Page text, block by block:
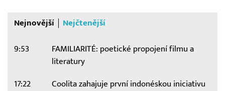
Nejnovější Nejčtenější
9:53
FAMILIARITÉ: poetické propojení filmu a
literatury
17:22
Coolita zahajuje první indonéskou iniciativu